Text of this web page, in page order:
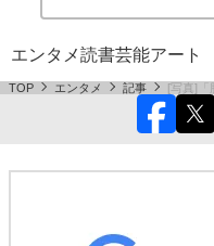
エンタメ読書芸能アート
TOP エンタメ 記事 [写真]「